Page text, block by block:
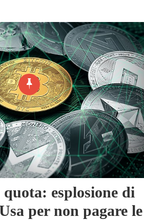
esplosione di
per non pagare le